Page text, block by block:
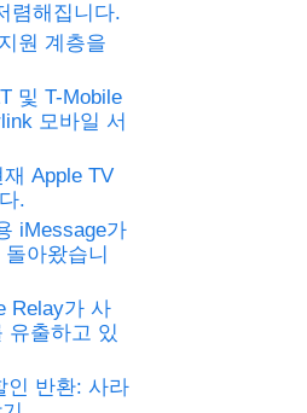
렴해집니다.
원 계층을
및 T-Mobile
모바일 서
Apple TV
.
iMessage가
아왔습니
Relay가 사
유출하고 있
인 반환: 사라